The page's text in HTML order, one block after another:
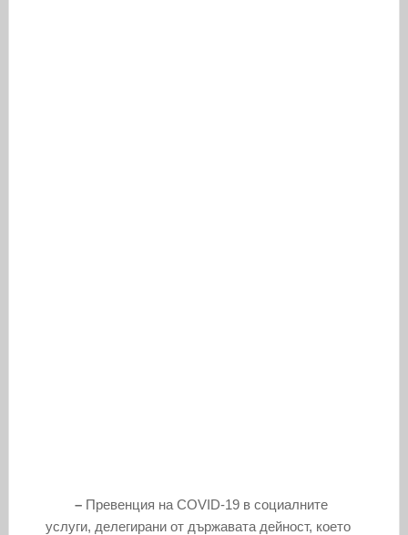
– Превенция на COVID-19 в социалните
услуги, делегирани от държавата дейност, което